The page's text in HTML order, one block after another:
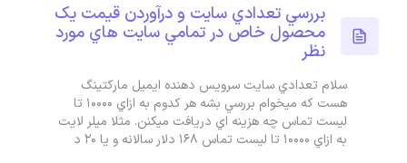
بررسي تعدادي سايت و درآوردن قيمت يک
محصول خاص در تمامي سايت هاي مورد
نظر
سلام تعدادي سايت سرويس دهنده ايميل مارکتينگ
هست که ميخوام بررسي بشه هر کدوم به ازاي 10000 تا
ليست تماس چه هزينه اي دريافت ميکنن. مثلا ميلر لايت
به ازاي ۱۰۰۰۰ تا ليست تماس 168 دلار سالانه و يا 20 د